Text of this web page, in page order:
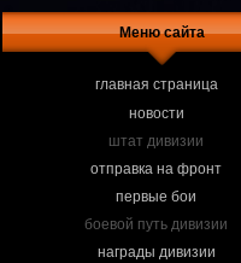
Меню сайта
главная страница
новости
штат дивизии
отправка на фронт
первые бои
боевой путь дивизии
награды дивизии